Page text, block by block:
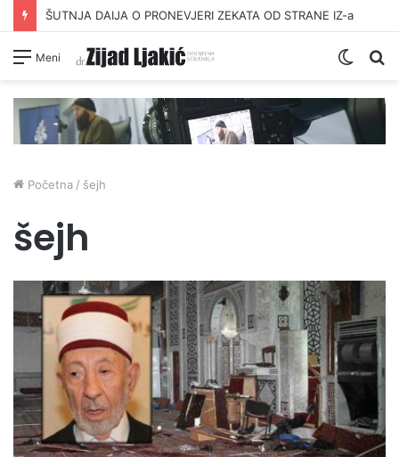
ŠUTNJA DAIJA O PRONEVJERI ZEKATA OD STRANE IZ-a
Meni
Switch
Početna / šejh
šejh